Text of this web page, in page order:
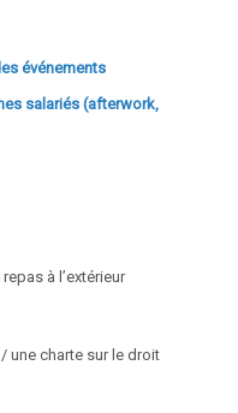
événements
salariés (afterwork,
à l’extérieur
une charte sur le droit